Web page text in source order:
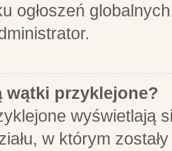
ogłoszeń
wątki przyklejone?
wyświetlają
w którym